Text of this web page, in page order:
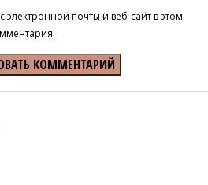
электронной почты и веб-сайт в этом